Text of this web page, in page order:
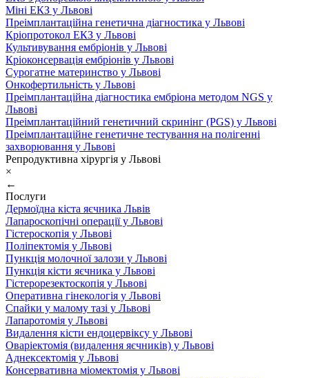
Міні ЕКЗ у Львові
Преімплантаційна генетична діагностика у Львові
Кріопротокол ЕКЗ у Львові
Культивування ембріонів у Львові
Кріоконсервація ембріонів у Львові
Сурогатне материнство у Львові
Онкофертильність у Львові
Преімплантаційна діагностика ембріона методом NGS у
Львові
Преімплантаційний генетичний скринінг (PGS) у Львові
Преімплантаційне генетичне тестування на полігенні
захворювання у Львові
Репродуктивна хірургія у Львові
×
←
Послуги
Дермоїдна кіста яєчника Львів
Лапароскопічні операції у Львові
Гістероскопія у Львові
Поліпектомія у Львові
Пункція молочної залози у Львові
Пункція кісти яєчника у Львові
Гістерорезектоскопія у Львові
Оперативна гінекологія у Львові
Спайки у малому тазі у Львові
Лапаротомія у Львові
Видалення кісти ендоцервіксу у Львові
Оваріектомія (видалення яєчників) у Львові
Аднексектомія у Львові
Консервативна міомектомія у Львові